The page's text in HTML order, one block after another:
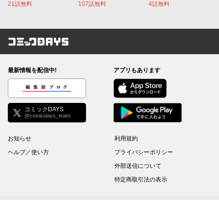
21話無料 107話無料 4話無料
コミックDAYS
最新情報を配信中!
編集部ブログ
コミックDAYS
@comicdays_team
アプリもあります
お知らせ
ヘルプ／使い方
利用規約
プライバシーポリシー
外部送信について
特定商取引法の表示